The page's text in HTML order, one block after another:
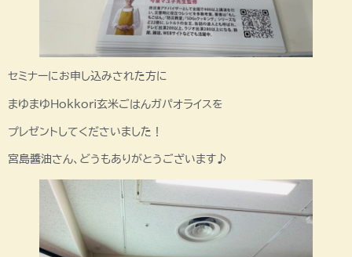
セミナーにお申し込みされた方に
まゆまゆHokkori玄米ごはんガパオライスを
プレゼントしてくださいました！
宮島醬油さん、どうもありがとうございます♪